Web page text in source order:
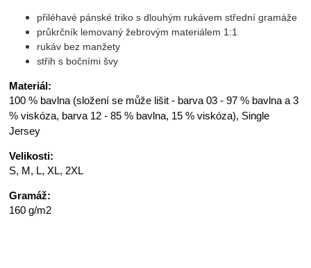
přiléhavé pánské triko s dlouhým rukávem střední gramáže
průkrčník lemovaný žebrovým materiálem 1:1
rukáv bez manžety
střih s bočními švy
Materiál:
100 % bavlna (složení se může lišit - barva 03 - 97 % bavlna a 3
% viskóza, barva 12 - 85 % bavlna, 15 % viskóza), Single
Jersey
Velikosti:
S, M, L, XL, 2XL
Gramáž:
160 g/m2